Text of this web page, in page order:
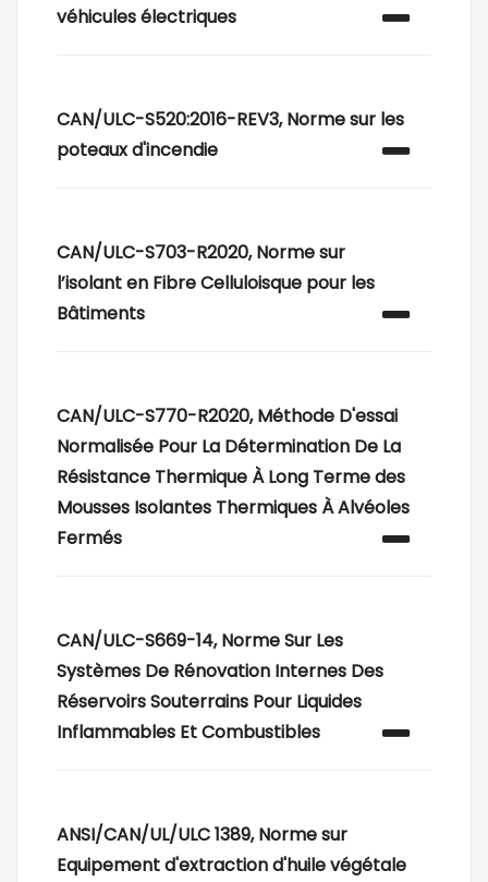
véhicules électriques
CAN/ULC-S520:2016-REV3, Norme sur les
poteaux d'incendie
CAN/ULC-S703-R2020, Norme sur
l’isolant en Fibre Celluloisque pour les
Bâtiments
CAN/ULC-S770-R2020, Méthode D'essai
Normalisée Pour La Détermination De La
Résistance Thermique À Long Terme des
Mousses Isolantes Thermiques À Alvéoles
Fermés
CAN/ULC-S669-14, Norme Sur Les
Systèmes De Rénovation Internes Des
Réservoirs Souterrains Pour Liquides
Inflammables Et Combustibles
ANSI/CAN/UL/ULC 1389, Norme sur
Equipement d'extraction d'huile végétale